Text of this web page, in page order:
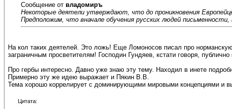
Сообщение от владомиръ
Некоторые деятели утверждают, что до проникновения
Предположим, что вначале обучения русских людей
На кол таких деятелей. Это ложь! Еще Ломоносов писал про
заграничным просветителям! Господин Гундяев, кстати говоря,
Про гербы интересно. Давно уже знаю эту тему. Находил в инете
Примерно эту же идею выражает и Пякин В.В.
Тема хорошо коррелирует с доминирующими мировыми концепциями и
Цитата: